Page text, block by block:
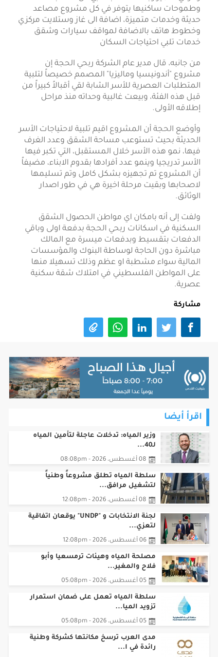
وطموحات ساكنيها يتوفر في كل مشروع مصاعد
حديثة وخدمات متميزة، اضافة الى غاز وستلايت مركزي
وخطوط هاتف بالاضافة لمواقف سيارات وشقق
خدمات تلبي احتياجات السكان
من جانبه، قال مدير عام الشركة ربحي الحجة إن
مشروع "أندونيسيا وماليزيا" المصمم خصيصاً لتلبية
المتطلبات العصرية للأسر الشابة لقي أقبالاً كبيراً من
قبل هذه الفئة، وبيعت غالبية وحداته منذ مراحل
إطلاقه الأولى.
وأوضع الحجة أن المشروع اقيم تلبية لاحتياجات الأسر
الحديثة بحيث تستوعب مساحة الشقق وعدد الغرف
فيها، نمو هذه الأسر خلال المستقبل، التي تكبر فيها
الأسر تدريجيا وينمو عدد أفرادها بقدوم الابناء، مضيفاً
أن المشروع تم تجهيزه بشكل كامل وتم تسليمها
لاصحابها وبقيت مرحلة اخيرة هي في طور اصدار
الوثائق.
ولفت إلى أنه بامكان اي مواطن الحصول الشقق
السكنية في اسكانات ربحي الحجة بدفعة اولى وباقي
الدفعات بتقسيط وبدفعات ميسرة مع المالك
مباشرة دون الحاجة لوساطة البنوك والمؤسسات
المالية سواء مشطبة او عظم وذلك تسهيلا منها
على المواطن الفلسطيني في امتلاك شقة سكنية
عصرية.
مشاركة
اقرأ أيضا
وزير المياه: تدخلات عاجلة لتأمين المياه
لـ40...
08 أغسطس، 2026 - 08:08pm
سلطة المياه تطلق مشروعاً وطنياً
لتشغيل مرافق...
08 أغسطس، 2026 - 12:08pm
لجنة الانتخابات و "UNDP" يوقعان اتفاقية
لتعزي...
06 أغسطس، 2026 - 12:08pm
مصلحة المياه وهيئات ترمسعيا وأبو
فلاح والمغير...
05 أغسطس، 2026 - 05:08pm
سلطة المياه تعمل على ضمان استمرار
تزويد الميا...
05 أغسطس، 2026 - 05:08pm
مدى العرب ترسخ مكانتها كشركة وطنية
رائدة في ا...